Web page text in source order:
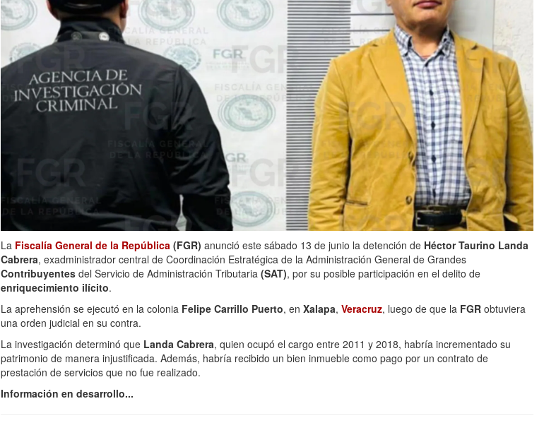
La Fiscalía General de la República (FGR) anunció este sábado 13 de junio la detención de Héctor Taurino Landa
Cabrera, exadministrador central de Coordinación Estratégica de la Administración General de Grandes
Contribuyentes del Servicio de Administración Tributaria (SAT), por su posible participación en el delito de
enriquecimiento ilícito.
La aprehensión se ejecutó en la colonia Felipe Carrillo Puerto, en Xalapa, Veracruz, luego de que la FGR obtuviera
una orden judicial en su contra.
La investigación determinó que Landa Cabrera, quien ocupó el cargo entre 2011 y 2018, habría incrementado su
patrimonio de manera injustificada. Además, habría recibido un bien inmueble como pago por un contrato de
prestación de servicios que no fue realizado.
Información en desarrollo...